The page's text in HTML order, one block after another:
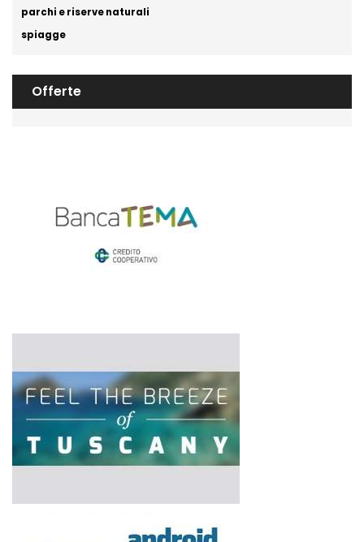
parchi e riserve naturali
spiagge
Offerte